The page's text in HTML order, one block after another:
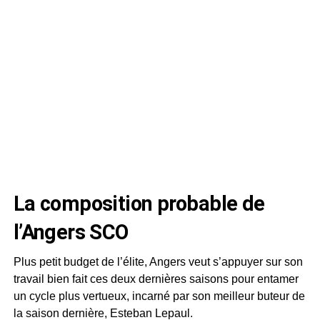
La composition probable de
l’Angers SCO
Plus petit budget de l’élite, Angers veut s’appuyer sur son
travail bien fait ces deux dernières saisons pour entamer
un cycle plus vertueux, incarné par son meilleur buteur de
la saison dernière, Esteban Lepaul.